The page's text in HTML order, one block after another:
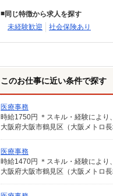
同じ特徴から求人を探す
未経験歓迎
社会保険あり
このお仕事に近い条件で探す
医療事務
時給1750円 ＊スキル・経験によ
大阪府大阪市鶴見区（大阪メトロ
医療事務
時給1470円 ＊スキル・経験によ
大阪府大阪市鶴見区（大阪メトロ